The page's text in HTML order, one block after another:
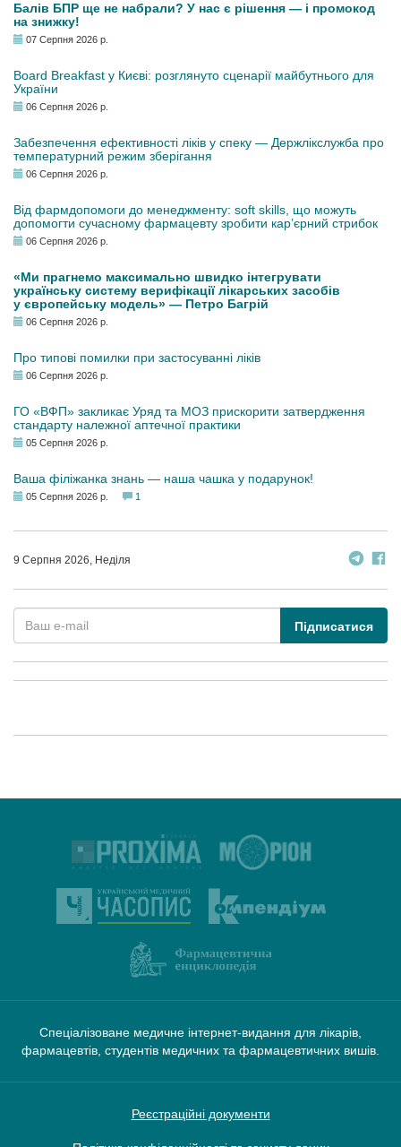
Балів БПР ще не набрали? У нас є рішення — і промокод
на знижку!
07 Серпня 2026 р.
Board Breakfast у Києві: розглянуто сценарії майбутнього для
України
06 Серпня 2026 р.
Забезпечення ефективності ліків у спеку — Держлікслужба про
температурний режим зберігання
06 Серпня 2026 р.
Від фармдопомоги до менеджменту: soft skills, що можуть
допомогти сучасному фармацевту зробити кар’єрний стрибок
06 Серпня 2026 р.
«Ми прагнемо максимально швидко інтегрувати
українську систему верифікації лікарських засобів
у європейську модель» — Петро Багрій
06 Серпня 2026 р.
Про типові помилки при застосуванні ліків
06 Серпня 2026 р.
ГО «ВФП» закликає Уряд та МОЗ прискорити затвердження
стандарту належної аптечної практики
05 Серпня 2026 р.
Ваша філіжанка знань — наша чашка у подарунок!
05 Серпня 2026 р. 1
9 Серпня 2026, Неділя
Підписатися
Спеціалізоване медичне інтернет-видання для лікарів,
фармацевтів, студентів медичних та фармацевтичних вишів.
Реєстраційні документи